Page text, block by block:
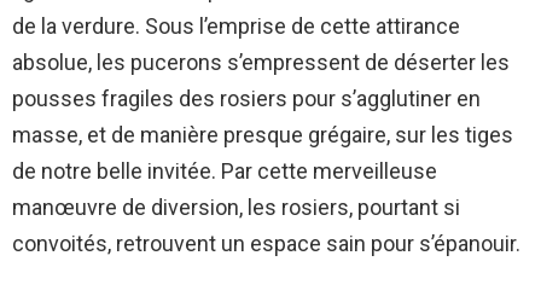
de la verdure. Sous l’emprise de cette attirance
absolue, les pucerons s’empressent de déserter les
pousses fragiles des rosiers pour s’agglutiner en
masse, et de manière presque grégaire, sur les tiges
de notre belle invitée. Par cette merveilleuse
manœuvre de diversion, les rosiers, pourtant si
convoités, retrouvent un espace sain pour s’épanouir.